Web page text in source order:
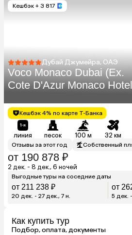
Кешбэк + 3 817
Дубай Джумейра, ОАЭ
Voco Monaco Dubai (Ex.
Cote D'Azur Monaco
Кешбэк 4% по карте Т-Банка
линия песок 100 м 32 км
Отзывы за этот год Собственный
от 190 878 ₽
2 дек. - 8 дек., 6 ночей
Выгодные туры на соседние даты
от 211 238 ₽
20 дек. - 27 дек., 7 н.
от
5 дек.
Как купить тур
Подбор, оплата, документы